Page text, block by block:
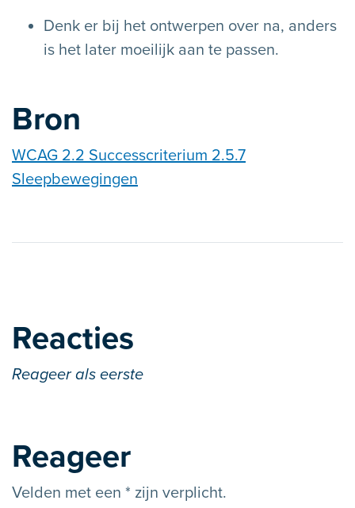
Denk er bij het ontwerpen over na, anders
is het later moeilijk aan te passen.
Bron
WCAG 2.2 Successcriterium 2.5.7
Sleepbewegingen
Reacties
Reageer als eerste
Reageer
Velden met een * zijn verplicht.